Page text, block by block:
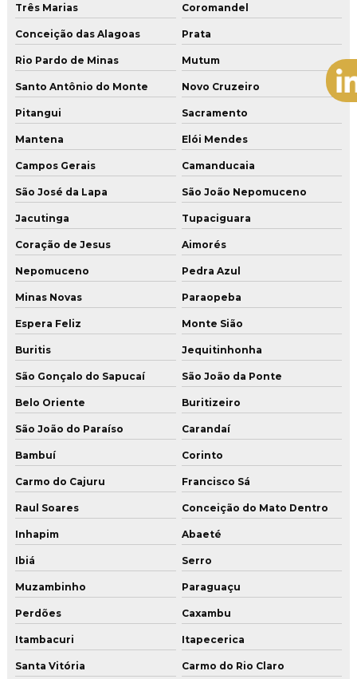
Três Marias Coromandel
Conceição das Alagoas Prata
Rio Pardo de Minas Mutum
Santo Antônio do Monte Novo Cruzeiro
Pitangui Sacramento
Mantena Elói Mendes
Campos Gerais Camanducaia
São José da Lapa São João Nepomuceno
Jacutinga Tupaciguara
Coração de Jesus Aimorés
Nepomuceno Pedra Azul
Minas Novas Paraopeba
Espera Feliz Monte Sião
Buritis Jequitinhonha
São Gonçalo do Sapucaí São João da Ponte
Belo Oriente Buritizeiro
São João do Paraíso Carandaí
Bambuí Corinto
Carmo do Cajuru Francisco Sá
Raul Soares Conceição do Mato Dentro
Inhapim Abaeté
Ibiá Serro
Muzambinho Paraguaçu
Perdões Caxambu
Itambacuri Itapecerica
Santa Vitória Carmo do Rio Claro